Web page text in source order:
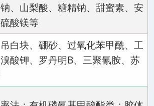
、山梨酸、糖精钠、甜蜜素、安
酸镁等
白块、硼砂、过氧化苯甲酰、工
酸钾、罗丹明B、三聚氰胺、苏